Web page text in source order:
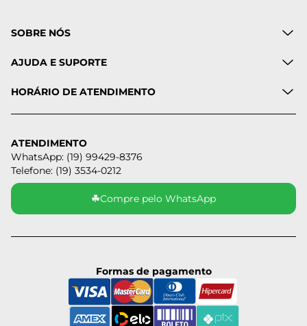
SOBRE NÓS
AJUDA E SUPORTE
HORÁRIO DE ATENDIMENTO
ATENDIMENTO
WhatsApp: (19) 99429-8376
Telefone: (19) 3534-0212
☘Compre pelo WhatsApp
Formas de pagamento